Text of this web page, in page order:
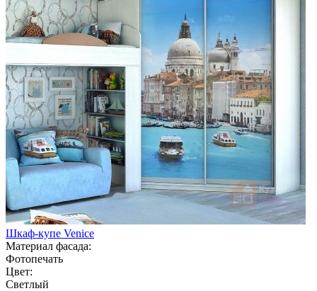
Шкаф-купе Venice
Материал фасада:
Фотопечать
Цвет:
Светлый